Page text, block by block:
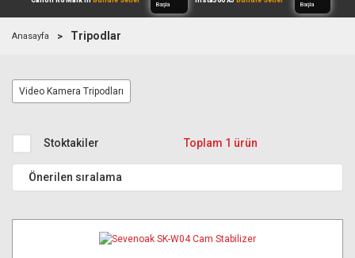
Canon R6 Mark III
Anasayfa Tripodlar
Video Kamera Tripodları
Stoktakiler Toplam 1 ürün